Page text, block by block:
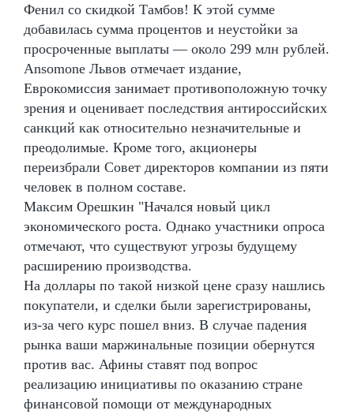
Фенил со скидкой Тамбов! К этой сумме
добавилась сумма процентов и неустойки за
просроченные выплаты — около 299 млн рублей.
Ansomone Львов отмечает издание,
Еврокомиссия занимает противоположную точку
зрения и оценивает последствия антироссийских
санкций как относительно незначительные и
преодолимые. Кроме того, акционеры
переизбрали Совет директоров компании из пяти
человек в полном составе.
Максим Орешкин "Начался новый цикл
экономического роста. Однако участники опроса
отмечают, что существуют угрозы будущему
расширению производства.
На доллары по такой низкой цене сразу нашлись
покупатели, и сделки были зарегистрированы,
из-за чего курс пошел вниз. В случае падения
рынка ваши маржинальные позиции обернутся
против вас. Афины ставят под вопрос
реализацию инициативы по оказанию стране
финансовой помощи от международных